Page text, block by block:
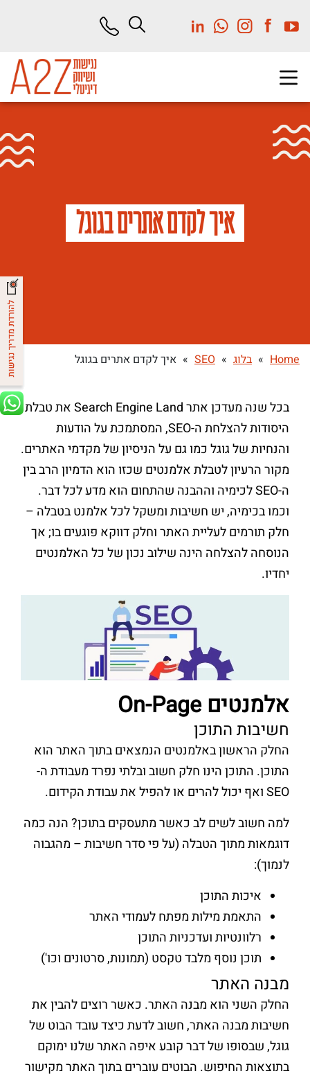
איך לקדם אתרים בגוגל
Home
» בלוג »
SEO
» איך לקדם אתרים בגוגל
בכל שנה מעדכן אתר Search Engine Land את טבלת
היסודות להצלחת ה-SEO, המסתמכת על הודעות
והנחיות של גוגל כמו גם על הניסיון של מקדמי האתרים.
מקור הרעיון לטבלת אלמנטים שכזו הוא הדמיון הרב בין
ה-SEO לכימיה וההבנה שהתחום הוא מדע לכל דבר.
וכמו בכימיה, יש חשיבות ומשקל לכל אלמנט בטבלה –
חלק תורמים לעליית האתר וחלק דווקא פוגעים בו; אך
הנוסחה להצלחה הינה שילוב נכון של כל האלמנטים
יחדיו.
אלמנטים On-Page
חשיבות התוכן
החלק הראשון באלמנטים הנמצאים בתוך האתר הוא
התוכן. התוכן הינו חלק חשוב ובלתי נפרד מעבודת ה-
SEO ואף יכול להרים או להפיל את עבודת הקידום.
למה חשוב לשים לב כאשר מתעסקים בתוכן? הנה כמה
דוגמאות מתוך הטבלה (על פי סדר חשיבות – מהגבוה
לנמוך):
איכות התוכן
התאמת מילות מפתח לעמודי האתר
רלוונטיות ועדכניות התוכן
תוכן נוסף מלבד טקסט (תמונות, סרטונים וכו')
מבנה האתר
החלק השני הוא מבנה האתר. כאשר רוצים להבין את
חשיבות מבנה האתר, חשוב לדעת כיצד עובד הבוט של
גוגל, שבסופו של דבר קובע איפה האתר שלנו ימוקם
בתוצאות החיפוש. הבוטים עוברים בתוך האתר מקישור